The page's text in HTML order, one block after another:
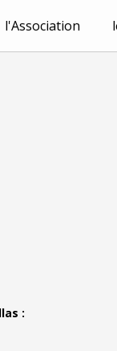
l'Association
: